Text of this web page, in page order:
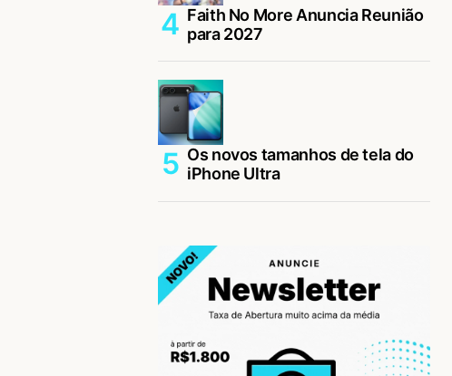
Faith No More Anuncia Reunião
para 2027
Os novos tamanhos de tela do
iPhone Ultra